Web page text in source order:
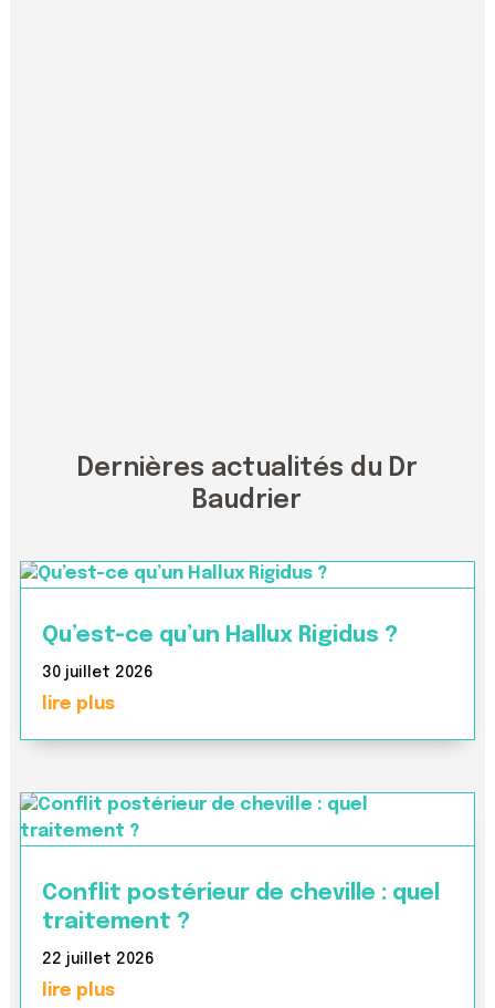
Dernières actualités du Dr
Baudrier
Qu’est-ce qu’un Hallux Rigidus ?
30 juillet 2026
lire plus
Conflit postérieur de cheville : quel
traitement ?
22 juillet 2026
lire plus